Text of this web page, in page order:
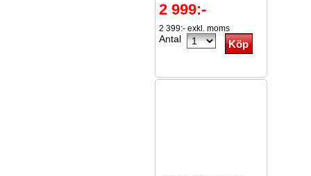
2 999:-
2 399:- exkl. moms
Antal